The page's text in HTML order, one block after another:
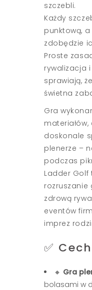
szczebli.
Każdy
punktową,
zdobędzie
Proste
rywalizacja
sprawiają,
świetna
Gra
doskonale
plenerze –
podczas
Ladder
rozruszanie
zdrową
eventów
imprez
✅
🔸 Gra
bolasami w